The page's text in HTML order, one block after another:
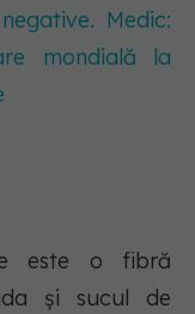
Medic:
mondială la
este o fibră
și sucul de